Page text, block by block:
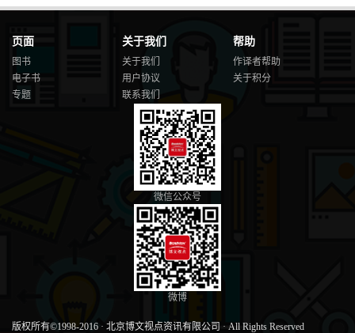
页面
图书
电子书
专题
关于我们
关于我们
用户协议
联系我们
帮助
作译者帮助
关于积分
微信公众号
微博
版权所有©1998-2016 · 北京博文视点资讯有限公司 · All Rights Reserved